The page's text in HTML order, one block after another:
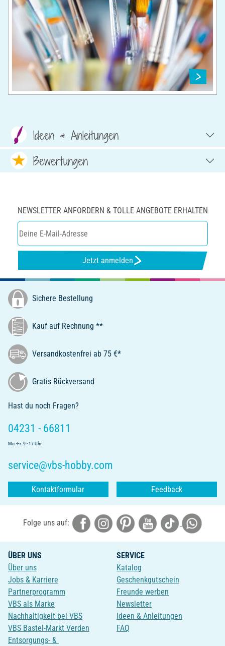
Ideen & Anleitungen
Bewertungen
NEWSLETTER ANFORDERN & TOLLE ANGEBOTE ERHALTEN
Jetzt anmelden
Sichere Bestellung
Kauf auf Rechnung **
Versandkostenfrei ab 75 €*
Gratis Rückversand
Hast du noch Fragen?
04231 - 66811
Mo.-Fr. 9 - 17 Uhr
service@vbs-hobby.com
Kontaktformular Feedback
Folge uns auf:
ÜBER UNS
Über uns
Jobs & Karriere
Partnerprogramm
VBS als Marke
Nachhaltigkeit bei VBS
VBS Bastel-Markt Verden
Entsorgungs- &
SERVICE
Katalog
Geschenkgutschein
Freunde werben
Newsletter
Ideen & Anleitungen
FAQ